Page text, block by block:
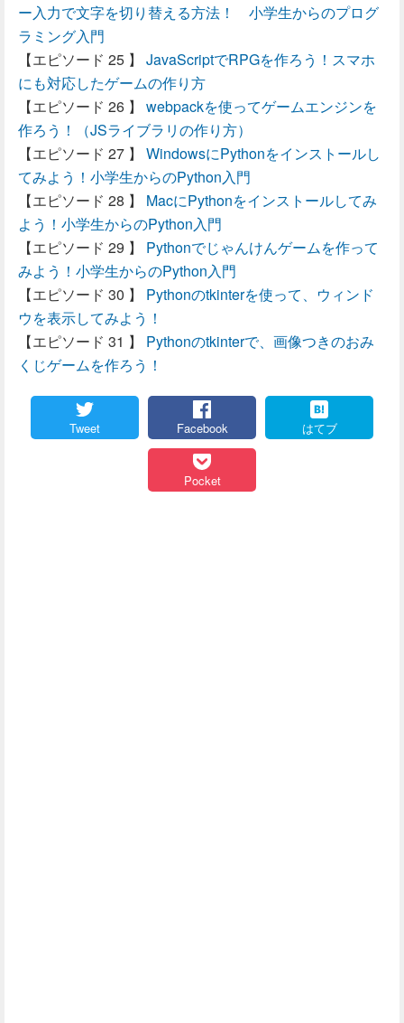
ー入力で文字を切り替える方法！ 小学生からのプログ
ラミング入門
JavaScriptでRPGを作ろう！スマホ
にも対応したゲームの作り方
webpackを使ってゲームエンジンを
作ろう！（JSライブラリの作り方）
WindowsにPythonをインストールし
てみよう！小学生からのPython入門
MacにPythonをインストールしてみ
よう！小学生からのPython入門
Pythonでじゃんけんゲームを作って
みよう！小学生からのPython入門
Pythonのtkinterを使って、ウィンド
ウを表示してみよう！
Pythonのtkinterで、画像つきのおみ
くじゲームを作ろう！
Tweet Facebook はてブ
Pocket